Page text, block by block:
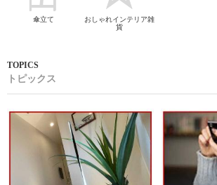
傘立て
おしゃれインテリア雑
貨
トピックス